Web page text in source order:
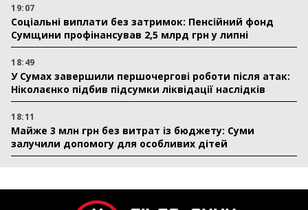
19:07
Соціальні виплати без затримок: Пенсійний фонд
Сумщини профінансував 2,5 млрд грн у липні
18:49
У Сумах завершили першочергові роботи після атак:
Ніколаєнко підбив підсумки ліквідації наслідків
18:11
Майже 3 млн грн без витрат із бюджету: Суми
залучили допомогу для особливих дітей